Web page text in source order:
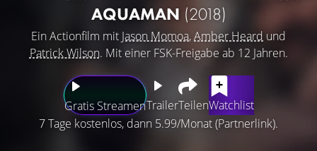
AQUAMAN (2018)
Ein Actionfilm mit Jason Momoa,Amber Heardund
Patrick Wilson. Mit einer FSK-Freigabe ab 12 Jahren.
Gratis StreamenTrailerTeilenWatchlist
7 Tage kostenlos, dann 5.99/Monat (Partnerlink).